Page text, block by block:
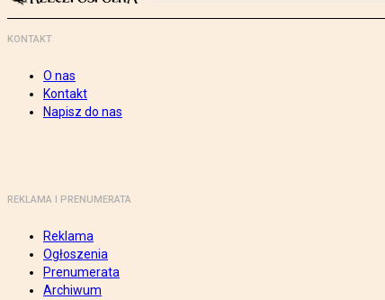
KONTAKT
O nas
Kontakt
Napisz do nas
REKLAMA I PRENUMERATA
Reklama
Ogłoszenia
Prenumerata
Archiwum